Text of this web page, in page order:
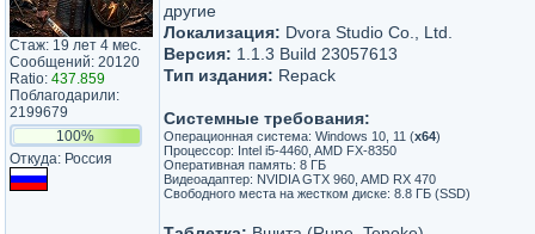
Стаж: 19 лет 4 мес.
Сообщений: 20120
Ratio: 437.859
Поблагодарили:
2199679
100%
Откуда: Россия
другие
Локализация: Dvora Studio Co., Ltd.
Версия: 1.1.3 Build 23057613
Тип издания: Repack
Системные требования:
Операционная система: Windows 10, 11 (х64)
Процессор: Intel i5-4460, AMD FX-8350
Оперативная память: 8 ГБ
Видеоадаптер: NVIDIA GTX 960, AMD RX 470
Свободного места на жестком диске: 8.8 ГБ (SSD)